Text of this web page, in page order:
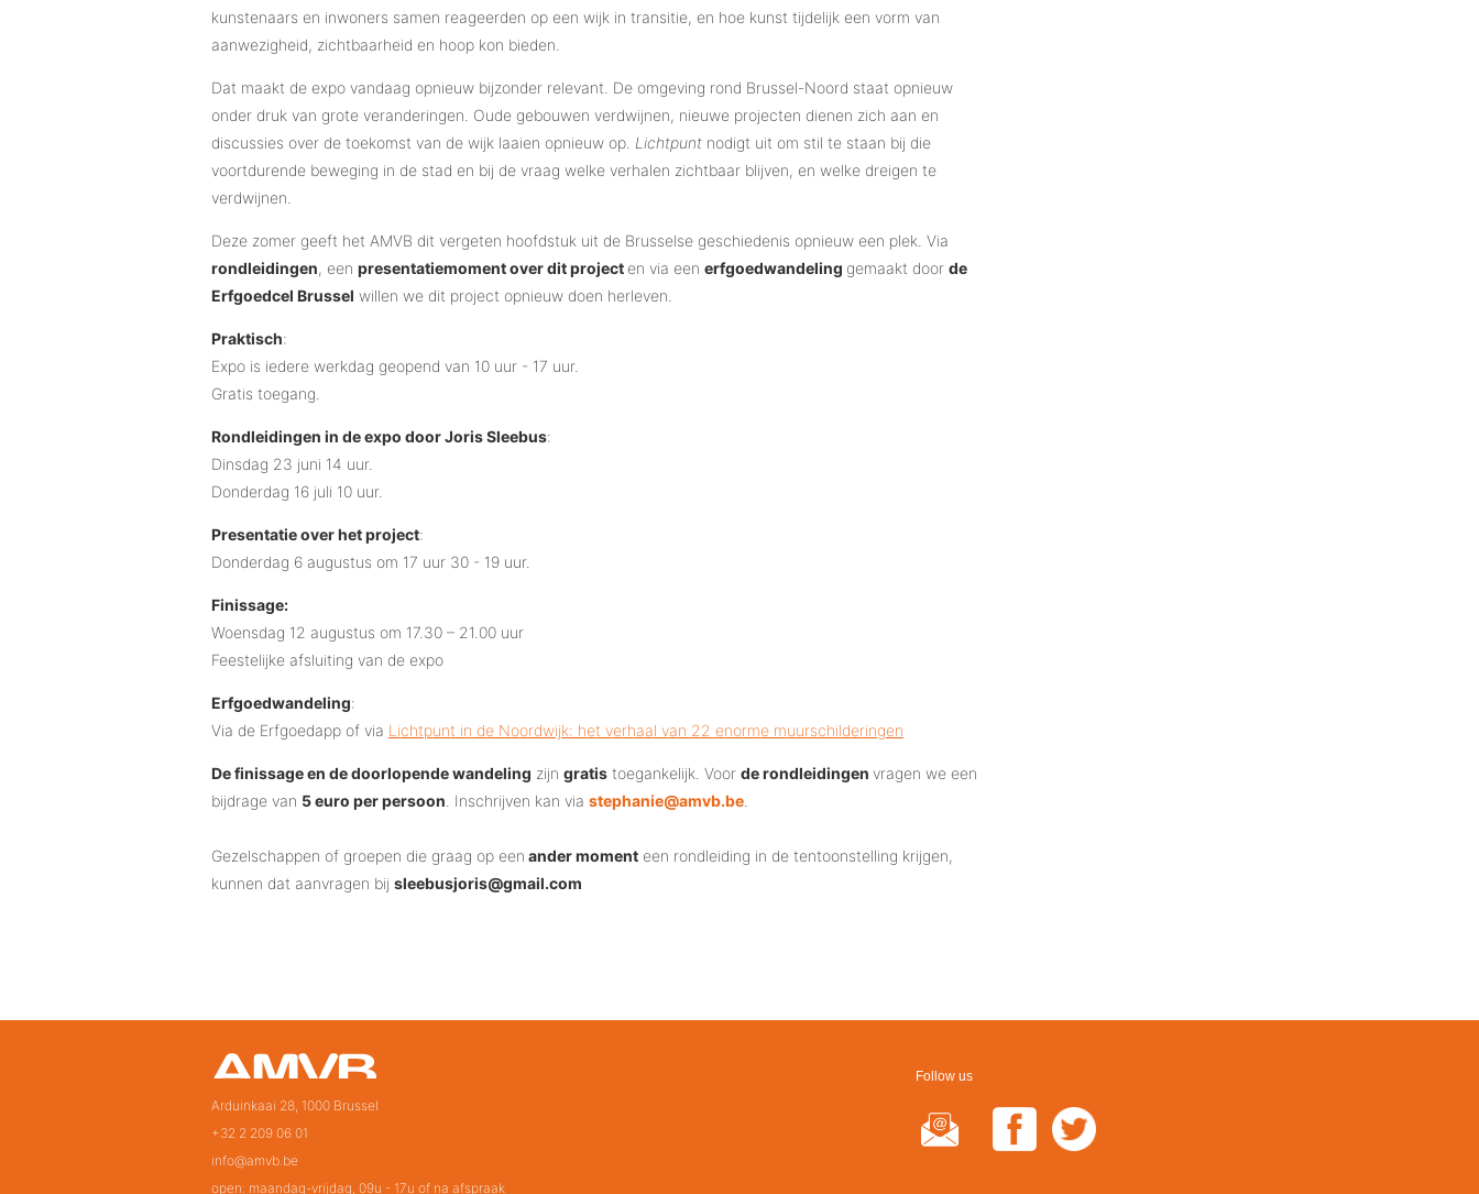
kunstenaars en inwoners samen reageerden op een wijk in transitie, en hoe kunst tijdelijk een vorm van
aanwezigheid, zichtbaarheid en hoop kon bieden.
Dat maakt de expo vandaag opnieuw bijzonder relevant. De omgeving rond Brussel-Noord staat opnieuw
onder druk van grote veranderingen. Oude gebouwen verdwijnen, nieuwe projecten dienen zich aan en
discussies over de toekomst van de wijk laaien opnieuw op. Lichtpunt nodigt uit om stil te staan bij die
voortdurende beweging in de stad en bij de vraag welke verhalen zichtbaar blijven, en welke dreigen te
verdwijnen.
Deze zomer geeft het AMVB dit vergeten hoofdstuk uit de Brusselse geschiedenis opnieuw een plek. Via
rondleidingen, een presentatiemoment over dit projecten via een erfgoedwandeling gemaakt door de
Erfgoedcel Brussel willen we dit project opnieuw doen herleven.
Praktisch:
Expo is iedere werkdag geopend van 10 uur - 17 uur.
Gratis toegang.
Rondleidingen in de expo door Joris Sleebus:
Dinsdag 23 juni 14 uur.
Donderdag 16 juli 10 uur.
Presentatie over het project:
Donderdag 6 augustus om 17 uur 30 - 19 uur.
Finissage:
Woensdag 12 augustus om 17.30 – 21.00 uur
Feestelijke afsluiting van de expo
Erfgoedwandeling:
Via de Erfgoedapp of via Lichtpunt in de Noordwijk: het verhaal van 22 enorme muurschilderingen
De finissage en de doorlopende wandeling zijn gratis toegankelijk. Voor de rondleidingen vragen we een
bijdrage van 5 euro per persoon . Inschrijven kan via stephanie@amvb.be
Gezelschappen of groepen die graag op een ander moment een rondleiding in de tentoonstelling krijgen,
kunnen dat aanvragen bij sleebusjoris@gmail.com
Arduinkaai 28, 1000 Brussel
+32 2 209 06 01
info@amvb.be
open: maandag-vrijdag, 09u - 17u of na afspraak
Follow us